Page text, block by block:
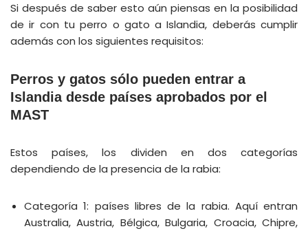
Si después de saber esto aún piensas en la posibilidad
de ir con tu perro o gato a Islandia, deberás cumplir
además con los siguientes requisitos:
Perros y gatos sólo pueden entrar a
Islandia desde países aprobados por el
MAST
Estos países, los dividen en dos categorías
dependiendo de la presencia de la rabia:
Categoría 1: países libres de la rabia. Aquí entran
Australia, Austria, Bélgica, Bulgaria, Croacia, Chipre,